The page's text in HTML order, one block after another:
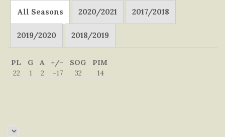
All Seasons 2020/2021 2017/2018
2019/2020 2018/2019
PL G A +/- SOG
PIM
22
1 2 -17 32 14